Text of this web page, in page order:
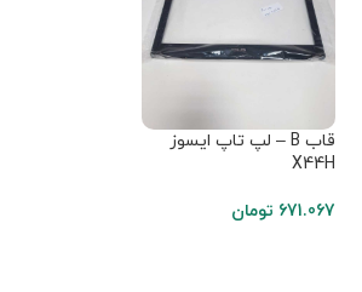
قاب B – لپ تاپ ایسوز
X44H
671.067 تومان